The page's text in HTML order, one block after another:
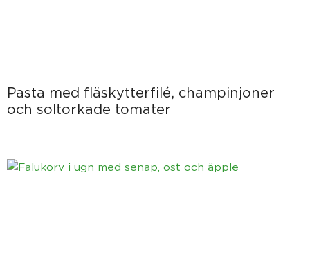
Pasta med fläskytterfilé, champinjoner
och soltorkade tomater